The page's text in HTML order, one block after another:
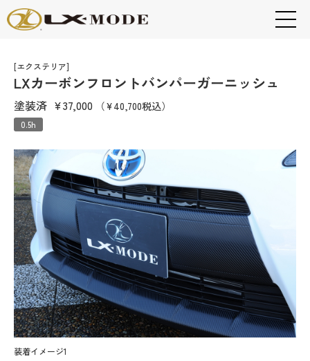
[エクステリア]
LXカーボンフロントバンパーガーニッシュ
塗装済 ¥37,000 （¥40,700税込）
0.5h
装着イメージ1